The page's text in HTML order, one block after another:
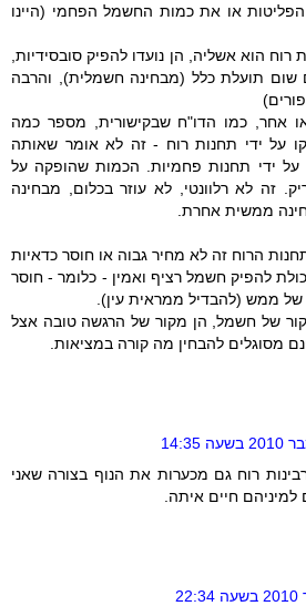
או את כמות החשמל הפחמי (היינו
רוח הוא אשליה, הן נועדו להפיק סובסידיות,
תועלת כלל (מבחינה חשמלית), והרבה
אחר, כמו הדו"ח שבקישורית, מספר כמה
על ידי תחנות רוח - זה לא אומר שאותה
ידי תחנות פחמיות. הכמות שהופקה על
זה לא רלוונטי, לא עוזר בכלום, מבחינה
ממשית אחרת.
הרוח זה לא מחיר גבוה או חוסר כדאיות
להפיק חשמל רציף ואמין - כלומר - חוסר
ממש (להבדיל ממראית עין).
של חשמל, הן מקור של הרגשה טובה אצל
מסוגלים להבחין מה קורה במציאות.
רוח גם מכערות את הנוף בצורה שאני
למיניהם חיים איתה.